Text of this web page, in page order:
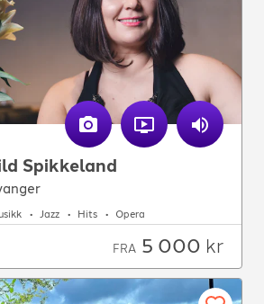
Spikkeland
Jazz Hits Opera
FRA 5 000 kr